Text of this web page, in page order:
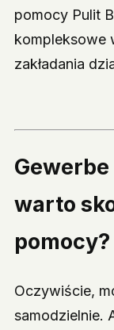
pomocy Pulit
kompleksowe
zakładania
warto
pomocy?
Oczywiście,
samodzielnie.